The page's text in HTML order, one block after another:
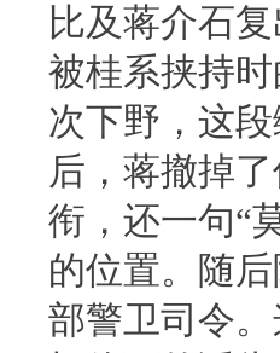
比及蒋介石
被桂系挟持
次下野，这
后，蒋撤掉
衔，还一句“
的位置。随
部警卫司令